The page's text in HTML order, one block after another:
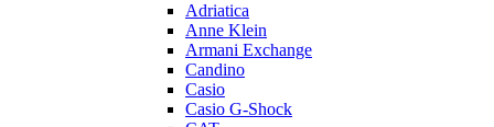
Adriatica
Anne Klein
Armani Exchange
Candino
Casio
Casio G-Shock